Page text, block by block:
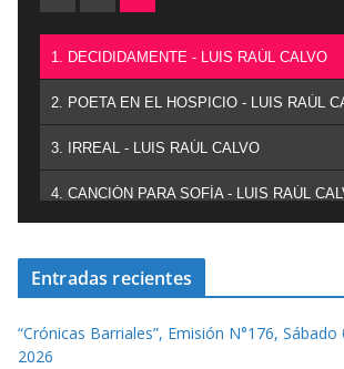
1. DECIDIDAMENTE - LUIS RAÚL CALVO
2. POETA EN EL HOSPICIO - LUIS RAÚL
3. IRREAL - LUIS RAÚL CALVO
4. CANCIÓN PARA SOFÍA - LUIS RAÚL
Entradas recientes
“Crónicas Barriales”, Emisión N°176,
2026